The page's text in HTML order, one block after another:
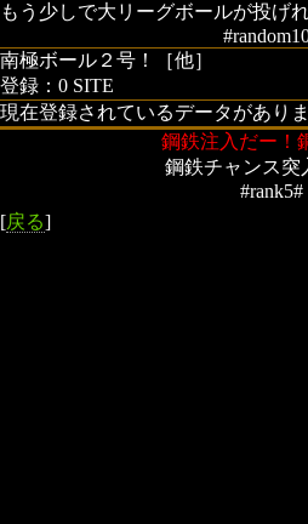
もう少しで大リーグボールが投げ
南極ボール２号！［他］
登録：0 SITE
現在登録されているデータがあり
鋼鉄注入だー！
鋼鉄チャンス突
#rank5#
[戻る]